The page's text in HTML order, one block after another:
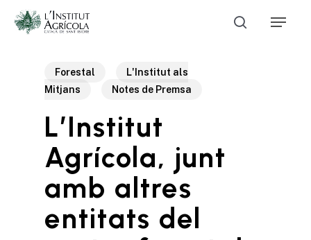
Skip
Cerca
Menu
Forestal
L'Institut als
Mitjans
Notes de Premsa
L’Institut
Agrícola, junt
amb altres
entitats del